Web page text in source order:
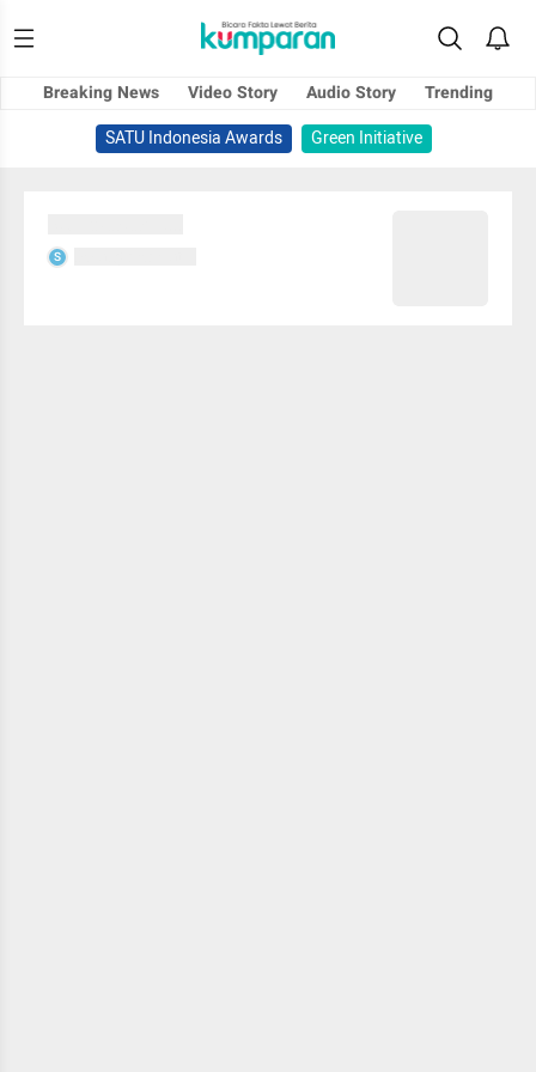
Breaking News Video Story Audio Story
Trending
SATU Indonesia Awards
Green Initiative
S